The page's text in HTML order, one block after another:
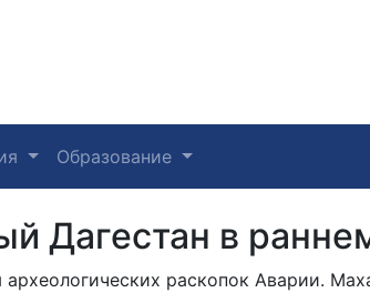
Образование
Дагестан в
раскопок Аварии.